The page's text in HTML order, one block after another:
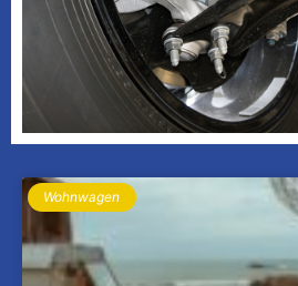
Wohnwagen